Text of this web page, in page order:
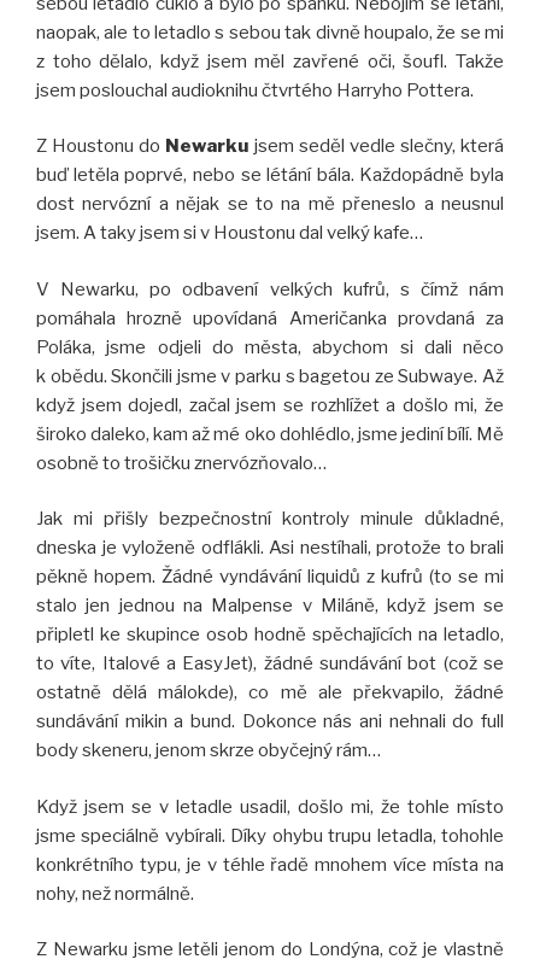
naopak, ale to letadlo s sebou tak divně houpalo, že se mi
z toho dělalo, když jsem měl zavřené oči, šoufl. Takže
jsem poslouchal audioknihu čtvrtého Harryho Pottera.
Z Houstonu do Newarku jsem seděl vedle slečny, která
buď letěla poprvé, nebo se létání bála. Každopádně byla
dost nervózní a nějak se to na mě přeneslo a neusnul
jsem. A taky jsem si v Houstonu dal velký kafe…
V Newarku, po odbavení velkých kufrů, s čímž nám
pomáhala hrozně upovídaná Američanka provdaná za
Poláka, jsme odjeli do města, abychom si dali něco
k obědu. Skončili jsme v parku s bagetou ze Subwaye. Až
když jsem dojedl, začal jsem se rozhlížet a došlo mi, že
široko daleko, kam až mé oko dohlédlo, jsme jediní bílí. Mě
osobně to trošičku znervózňovalo…
Jak mi přišly bezpečnostní kontroly minule důkladné,
dneska je vyloženě odflákli. Asi nestíhali, protože to brali
pěkně hopem. Žádné vyndávání liquidů z kufrů (to se mi
stalo jen jednou na Malpense v Miláně, když jsem se
připletl ke skupince osob hodně spěchajících na letadlo,
to víte, Italové a EasyJet), žádné sundávání bot (což se
ostatně dělá málokde), co mě ale překvapilo, žádné
sundávání mikin a bund. Dokonce nás ani nehnali do full
body skeneru, jenom skrze obyčejný rám…
Když jsem se v letadle usadil, došlo mi, že tohle místo
jsme speciálně vybírali. Díky ohybu trupu letadla, tohohle
konkrétního typu, je v téhle řadě mnohem více místa na
nohy, než normálně.
Z Newarku jsme letěli jenom do Londýna, což je vlastně